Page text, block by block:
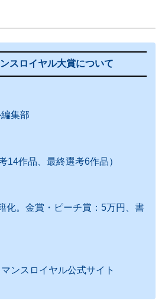
スロイヤル大賞について
集部
14作品、最終選考6作品）
化。金賞・ピーチ賞：5万円、書
ンスロイヤル公式サイト